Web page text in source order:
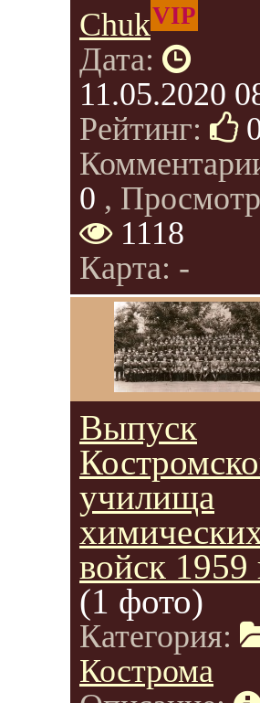
ChukVIP
Дата:
11.05.2020
Рейтинг:
0 ,
1118
Карта: -
Выпуск
училища
войск 1959
(1 фото)
Категория:
Кострома